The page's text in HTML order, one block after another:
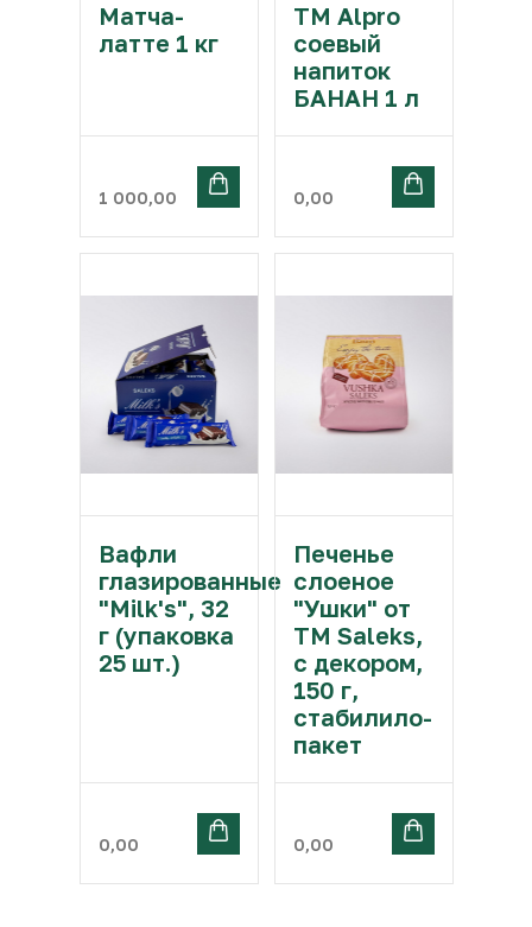
Матча-
латте 1 кг
1 000,00
ТМ Alpro
соевый
напиток
БАНАН 1 л
0,00
Вафли
глазированные
"Milk's", 32
г (упаковка
25 шт.)
0,00
Печенье
слоеное
"Ушки" от
ТМ Saleks,
с декором,
150 г,
стабилило-
пакет
0,00